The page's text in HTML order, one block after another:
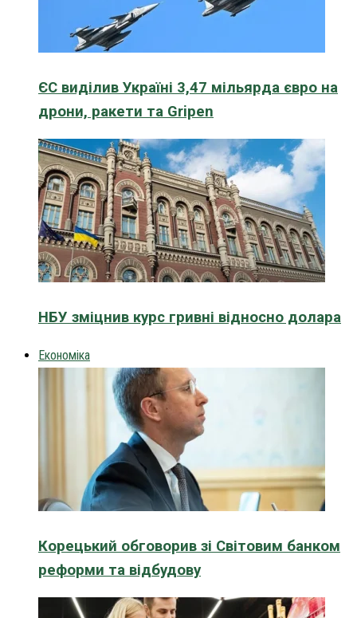
ЄС виділив Україні 3,47 мільярда євро на
дрони, ракети та Gripen
НБУ зміцнив курс гривні відносно долара
Економіка
Корецький обговорив зі Світовим банком
реформи та відбудову